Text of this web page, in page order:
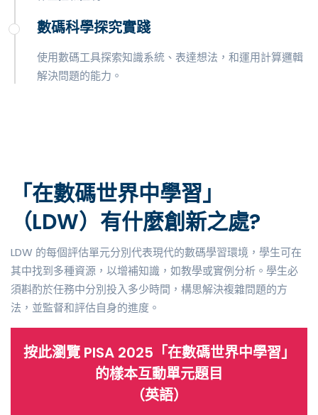
數碼科學探究實踐
使用數碼工具探索知識系統、表達想法，和運用計算邏輯
解決問題的能力。
「在數碼世界中學習」
（LDW）有什麼創新之處?
LDW 的每個評估單元分別代表現代的數碼學習環境，學生可在
其中找到多種資源，以增補知識，如教學或實例分析。學生必
須斟酌於任務中分別投入多少時間，構思解決複雜問題的方
法，並監督和評估自身的進度。
按此瀏覽 PISA 2025「在數碼世界中學習」
的樣本互動單元題目
（英語）